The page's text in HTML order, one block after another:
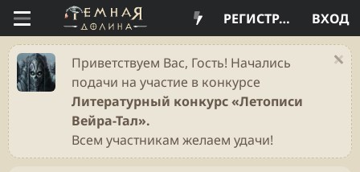
ВХОД
РЕГИСТРАЦИЯ
Приветствуем Вас, Гость! Начались
подачи на участие в конкурсе
Литературный конкурс «Летописи
Вейра-Тал».
Всем участникам желаем удачи!